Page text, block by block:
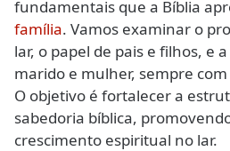
fundamentais que a Bíblia
família. Vamos examinar o
lar, o papel de pais e filhos, e
marido e mulher, sempre
O objetivo é fortalecer a
sabedoria bíblica,
crescimento espiritual no lar.